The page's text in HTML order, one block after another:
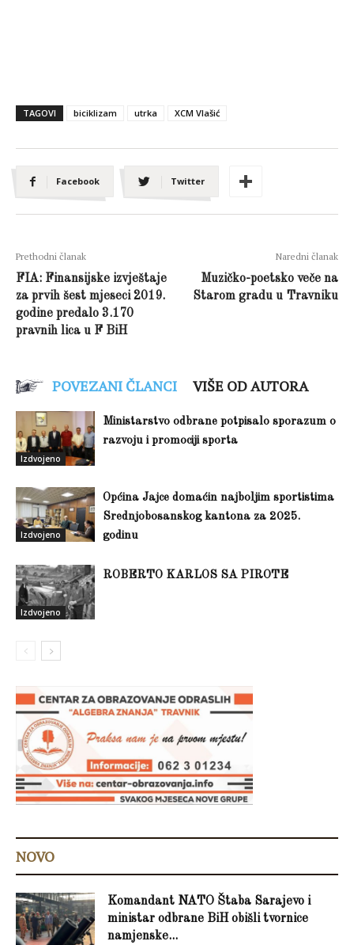
TAGOVI biciklizam utrka XCM Vlašić
Facebook Twitter
Prethodni članak
FIA: Finansijske izvještaje
za prvih šest mjeseci 2019.
godine predalo 3.170
pravnih lica u F BiH
Naredni članak
Muzičko-poetsko veče na
Starom gradu u Travniku
POVEZANI ČLANCI VIŠE OD AUTORA
Izdvojeno
Ministarstvo odbrane potpisalo sporazum o
razvoju i promociji sporta
Izdvojeno
Općina Jajce domaćin najboljim sportistima
Srednjobosanskog kantona za 2025.
godinu
Izdvojeno
ROBERTO KARLOS SA PIROTE
NOVO
Komandant NATO Štaba Sarajevo i
ministar odbrane BiH obišli tvornice
namjenske...